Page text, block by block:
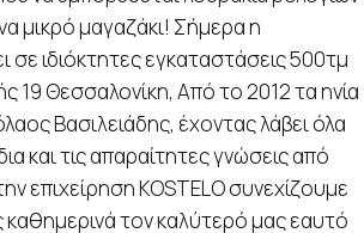
μικρό μαγαζάκι! Σήμερα η
σε ιδιόκτητες εγκαταστάσεις 500τμ
19 Θεσσαλονίκη, Από το 2012 τα ηνία
Βασιλειάδης, έχοντας λάβει όλα
και τις απαραίτητες γνώσεις από
επιχείρηση KOSTELO συνεχίζουμε
καθημερινά τον καλύτερό μας εαυτό